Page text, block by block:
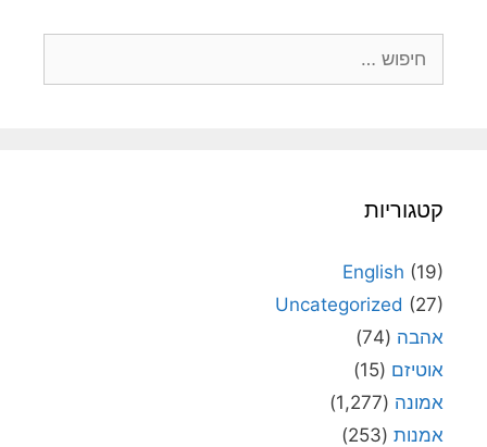
קטגוריות
English (19)
Uncategorized (27)
אהבה (74)
אוטיזם (15)
אמונה (1,277)
אמנות (253)